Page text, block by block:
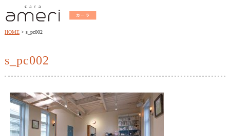
HOME s_pc002
s_pc002